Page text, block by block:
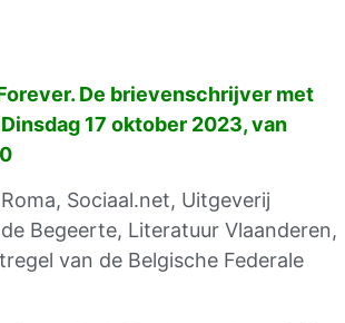
De brievenschrijver met
17 oktober 2023, van
Sociaal.net, Uitgeverij
Begeerte, Literatuur Vlaanderen,
van de Belgische Federale